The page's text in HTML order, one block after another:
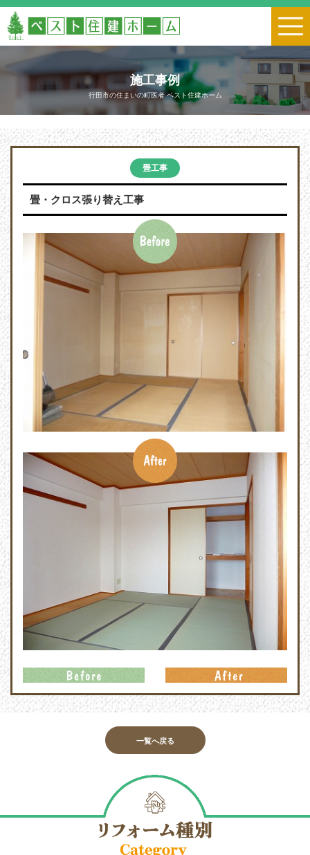
施工事例
行田市の住まいの町医者 ベスト住建ホーム
畳工事
畳・クロス張り替え工事
一覧へ戻る